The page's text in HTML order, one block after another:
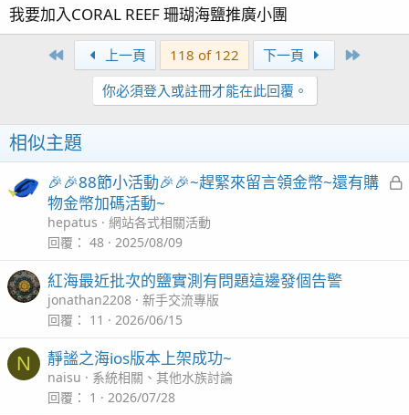
我要加入CORAL REEF 珊瑚海鹽推廣小團
First 上一頁 118 of 122 下一頁
你必須登入或註冊才能在此回覆。
相似主題
🎉🎉88節小活動🎉🎉~趕緊來留言領金幣~還有購
物金幣加碼活動~
hepatus
網站各式相關活動
回覆
48 2025/08/09
紅海最近批次的鹽實測有問題這邊發個告警
jonathan2208
新手交流專版
回覆
11 2026/06/15
N 靜謐之海ios版本上架成功~
naisu
系統相關、其他水族討論
回覆
1 2026/07/28